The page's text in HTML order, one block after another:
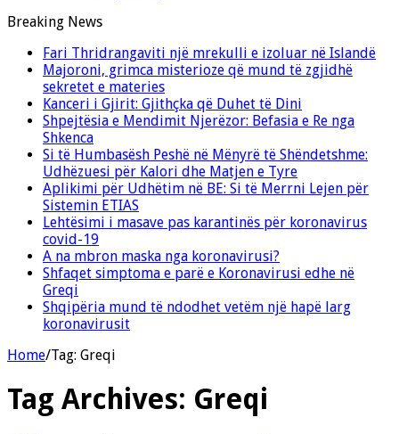
Breaking News
Fari Thridrangaviti një mrekulli e izoluar në Islandë
Majoroni, grimca misterioze që mund të zgjidhë
sekretet e materies
Kanceri i Gjirit: Gjithçka që Duhet të Dini
Shpejtësia e Mendimit Njerëzor: Befasia e Re nga
Shkenca
Si të Humbasësh Peshë në Mënyrë të Shëndetshme:
Udhëzuesi për Kalori dhe Matjen e Tyre
Aplikimi për Udhëtim në BE: Si të Merrni Lejen për
Sistemin ETIAS
Lehtësimi i masave pas karantinës për koronavirus
covid-19
A na mbron maska nga koronavirusi?
Shfaqet simptoma e parë e Koronavirusi edhe në
Greqi
Shqipëria mund të ndodhet vetëm një hapë larg
koronavirusit
Home/Tag: Greqi
Tag Archives: Greqi